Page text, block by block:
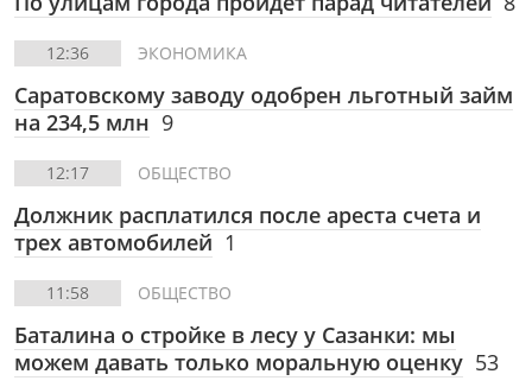
12:36 ЭКОНОМИКА
Саратовскому заводу одобрен льготный займ
на 234,5 млн 9
12:17 ОБЩЕСТВО
Должник расплатился после ареста счета и
трех автомобилей 1
11:58 ОБЩЕСТВО
Баталина о стройке в лесу у Сазанки: мы
можем давать только моральную оценку 53